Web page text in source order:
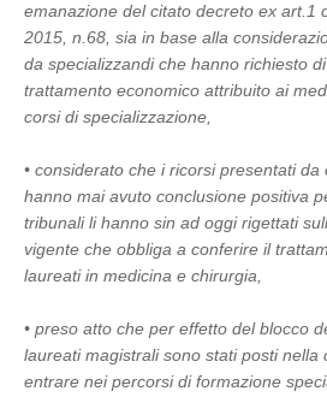
emanazione del citato decreto ex art.1
2015, n.68, sia in base alla
da specializzandi che hanno richiesto
trattamento economico attribuito ai
corsi di specializzazione,
• considerato che i ricorsi presentati
hanno mai avuto conclusione positiva
tribunali li hanno sin ad oggi rigettati
vigente che obbliga a conferire il
laureati in medicina e chirurgia,
• preso atto che per effetto del blocco
laureati magistrali sono stati posti nella
entrare nei percorsi di formazione